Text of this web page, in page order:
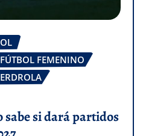
FÚTBOL FEMENINO
sabe si dará partidos